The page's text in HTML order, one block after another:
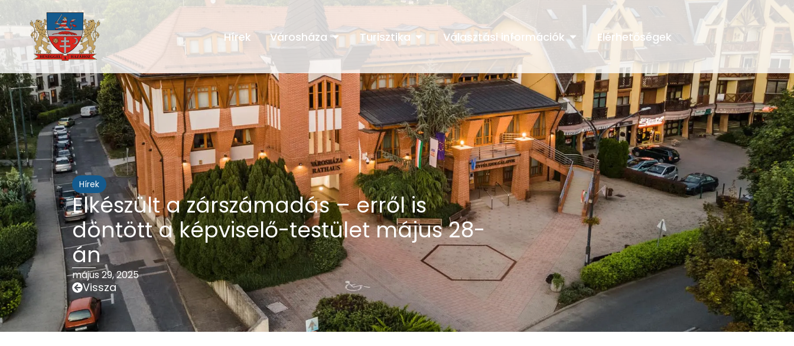
Hírek Városháza Turisztika Választási információk Elérhetőségek
Hírek
Elkészült a zárszámadás – erről is
döntött a képviselő-testület május 28-
án
május 29, 2025
Vissza